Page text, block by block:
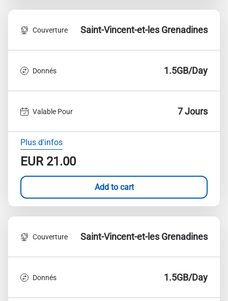
Couverture Saint-Vincent-et-les Grenadines
Donnés 1.5GB/Day
Valable Pour 7 Jours
Plus d'infos
EUR21.00
Add to cart
Couverture Saint-Vincent-et-les Grenadines
Donnés 1.5GB/Day